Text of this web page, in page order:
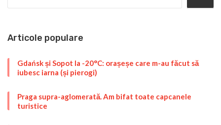
Articole populare
Gdańsk și Sopot la -20°C: orașeșe care m-au făcut să
iubesc iarna (și pierogi)
Praga supra-aglomerată. Am bifat toate capcanele
turistice